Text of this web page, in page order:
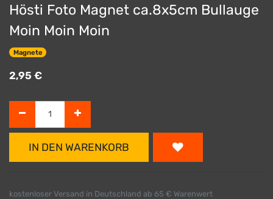
Hösti Foto Magnet ca.8x5cm Bullauge
Moin Moin Moin
Magnete
2,95 €
IN DEN WARENKORB
kostenloser Versand in Deutschland ab 65 € Warenwert